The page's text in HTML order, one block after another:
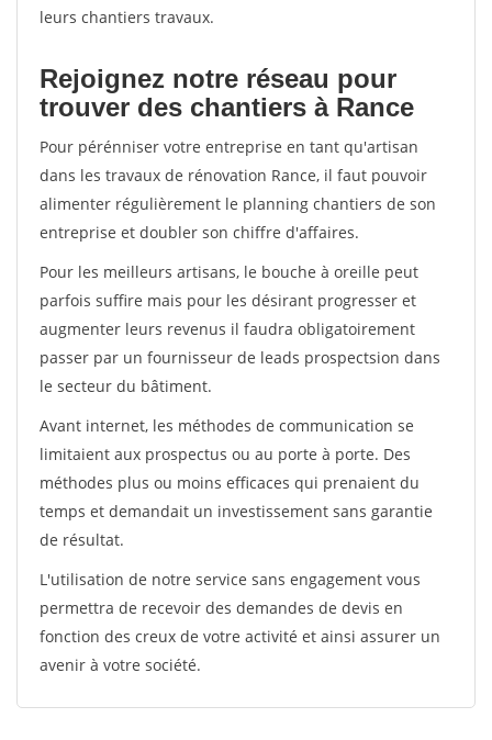
leurs chantiers travaux.
Rejoignez notre réseau pour
trouver des chantiers à Rance
Pour pérénniser votre entreprise en tant qu'artisan
dans les travaux de rénovation Rance, il faut pouvoir
alimenter régulièrement le planning chantiers de son
entreprise et doubler son chiffre d'affaires.
Pour les meilleurs artisans, le bouche à oreille peut
parfois suffire mais pour les désirant progresser et
augmenter leurs revenus il faudra obligatoirement
passer par un fournisseur de leads prospectsion dans
le secteur du bâtiment.
Avant internet, les méthodes de communication se
limitaient aux prospectus ou au porte à porte. Des
méthodes plus ou moins efficaces qui prenaient du
temps et demandait un investissement sans garantie
de résultat.
L'utilisation de notre service sans engagement vous
permettra de recevoir des demandes de devis en
fonction des creux de votre activité et ainsi assurer un
avenir à votre société.